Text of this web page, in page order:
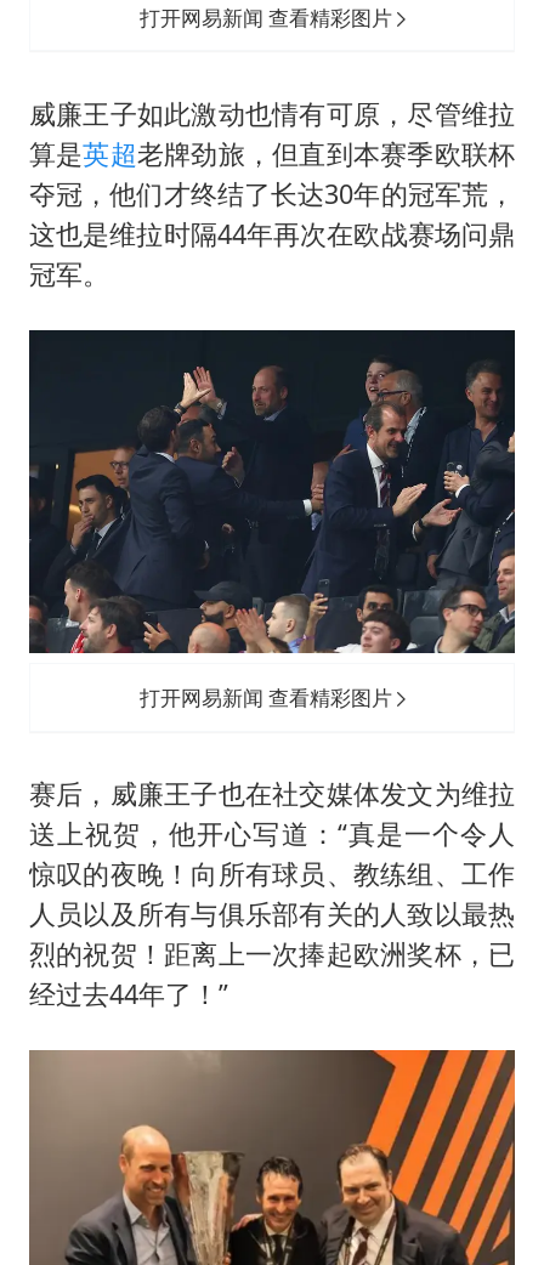
打开网易新闻 查看精彩图片
威廉王子如此激动也情有可原，尽管维拉
算是英超老牌劲旅，但直到本赛季欧联杯
夺冠，他们才终结了长达30年的冠军荒，
这也是维拉时隔44年再次在欧战赛场问鼎
冠军。
打开网易新闻 查看精彩图片
赛后，威廉王子也在社交媒体发文为维拉
送上祝贺，他开心写道：“真是一个令人
惊叹的夜晚！向所有球员、教练组、工作
人员以及所有与俱乐部有关的人致以最热
烈的祝贺！距离上一次捧起欧洲奖杯，已
经过去44年了！”